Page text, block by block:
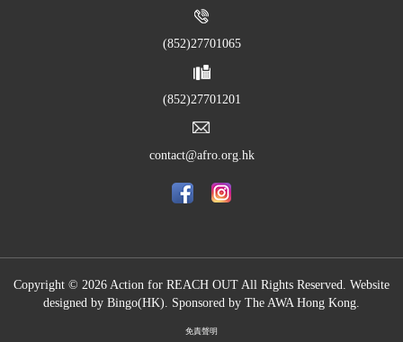
(852)27701065
(852)27701201
contact@afro.org.hk
Copyright © 2026 Action for REACH OUT All Rights Reserved. Website
designed by Bingo(HK). Sponsored by The AWA Hong Kong.
免責聲明